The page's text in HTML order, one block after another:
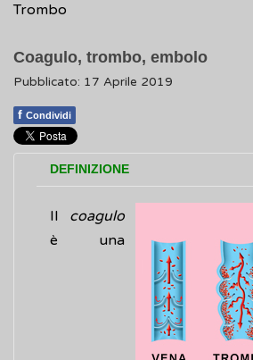
Trombo
Coagulo, trombo, embolo
Pubblicato: 17 Aprile 2019
f Condividi
DEFINIZIONE
Il coagulo
è una